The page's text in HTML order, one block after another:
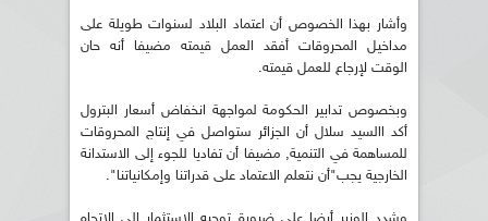
وأشار بهذا الخصوص أن اعتماد البلاد لسنوات طويلة على
مداخيل المحروقات أفقد العمل قيمته مضيفا أنه حان
الوقت لإرجاع للعمل قيمته.
وبخصوص تدابير الحكومة لمواجهة انخفاض أسعار البترول
أكد االسيد سلال أن الجزائر ستواصل في إنتاج المحروقات
للمساهمة في التنمية, مضيفا أن تفاديا للجوء إلى الاستدانة
الخارجية يجب"أن نتعلم الاعتماد على قدراتنا وإمكانياتنا".